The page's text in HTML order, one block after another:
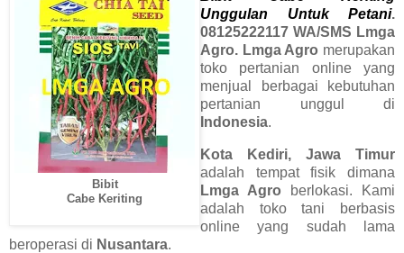
Bibit
Cabe Keriting
Unggulan Untuk Petani.
08125222117 WA/SMS Lmga
Agro. Lmga Agro merupakan
toko pertanian online yang
menjual berbagai kebutuhan
pertanian unggul di
Indonesia.
Kota Kediri, Jawa Timur
adalah tempat fisik dimana
Lmga Agro berlokasi. Kami
adalah toko tani berbasis
online yang sudah lama
beroperasi di Nusantara.